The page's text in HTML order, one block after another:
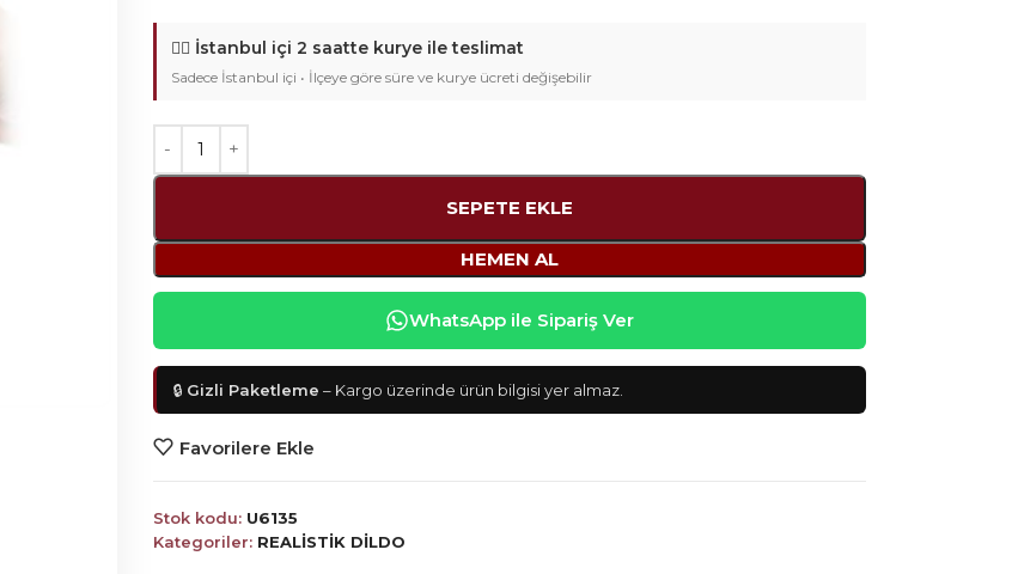
🚴‍♂️ İstanbul içi 2 saatte kurye ile teslimat
Sadece İstanbul içi • İlçeye göre süre ve kurye ücreti değişebilir
SEPETE EKLE
HEMEN AL
WhatsApp ile Sipariş Ver
🔒 Gizli Paketleme – Kargo üzerinde ürün bilgisi yer almaz.
Favorilere Ekle
Stok kodu: U6135
Kategoriler: REALİSTİK DİLDO